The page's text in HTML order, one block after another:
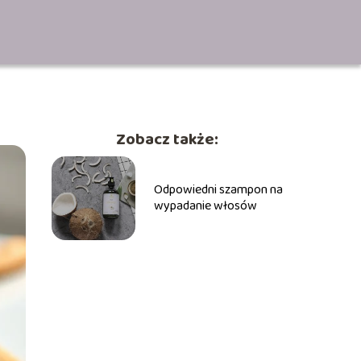
Zobacz także:
Odpowiedni szampon na
wypadanie włosów